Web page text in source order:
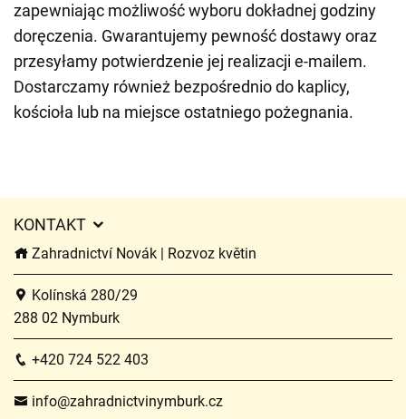
zapewniając możliwość wyboru dokładnej godziny
doręczenia. Gwarantujemy pewność dostawy oraz
przesyłamy potwierdzenie jej realizacji e-mailem.
Dostarczamy również bezpośrednio do kaplicy,
kościoła lub na miejsce ostatniego pożegnania.
KONTAKT
Zahradnictví Novák | Rozvoz květin
Kolínská 280/29
288 02 Nymburk
+420 724 522 403
info@zahradnictvinymburk.cz